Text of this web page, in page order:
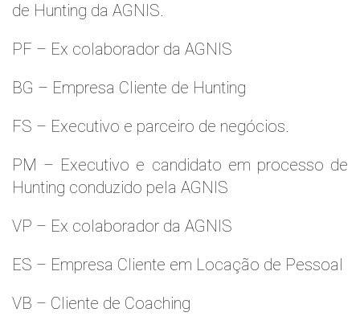
de Hunting da AGNIS.
PF – Ex colaborador da AGNIS
BG – Empresa Cliente de Hunting
FS – Executivo e parceiro de negócios.
PM – Executivo e candidato em processo de
Hunting conduzido pela AGNIS
VP – Ex colaborador da AGNIS
ES – Empresa Cliente em Locação de Pessoal
VB – Cliente de Coaching